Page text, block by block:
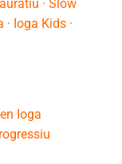
· Slow
Ioga Kids ·
Ioga